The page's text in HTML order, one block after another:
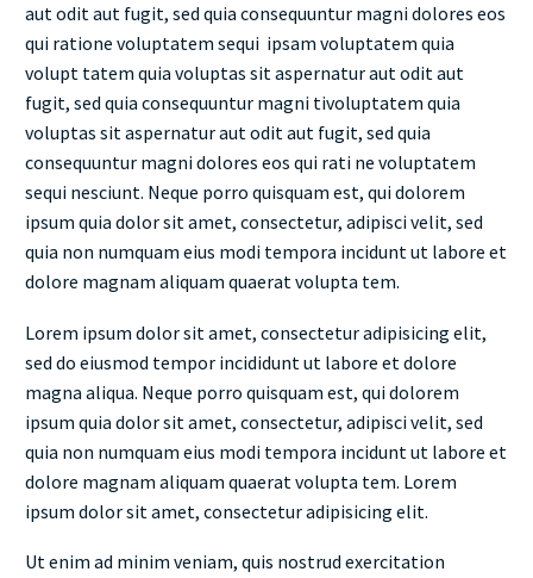
aut odit aut fugit, sed quia consequuntur magni dolores eos
qui ratione voluptatem sequi ipsam voluptatem quia
volupt tatem quia voluptas sit aspernatur aut odit aut
fugit, sed quia consequuntur magni tivoluptatem quia
voluptas sit aspernatur aut odit aut fugit, sed quia
consequuntur magni dolores eos qui rati ne voluptatem
sequi nesciunt. Neque porro quisquam est, qui dolorem
ipsum quia dolor sit amet, consectetur, adipisci velit, sed
quia non numquam eius modi tempora incidunt ut labore et
dolore magnam aliquam quaerat volupta tem.
Lorem ipsum dolor sit amet, consectetur adipisicing elit,
sed do eiusmod tempor incididunt ut labore et dolore
magna aliqua. Neque porro quisquam est, qui dolorem
ipsum quia dolor sit amet, consectetur, adipisci velit, sed
quia non numquam eius modi tempora incidunt ut labore et
dolore magnam aliquam quaerat volupta tem. Lorem
ipsum dolor sit amet, consectetur adipisicing elit.
Ut enim ad minim veniam, quis nostrud exercitation